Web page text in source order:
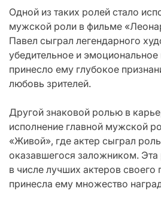
Одной из таких ролей стало
мужской роли в фильме
Павел сыграл легендарного
убедительное и
принесло ему глубокое
любовь зрителей.
Другой знаковой ролью в
исполнение главной мужской
«Живой», где актер сыграл
оказавшегося заложником. Эта
в числе лучших актеров своего
принесла ему множество